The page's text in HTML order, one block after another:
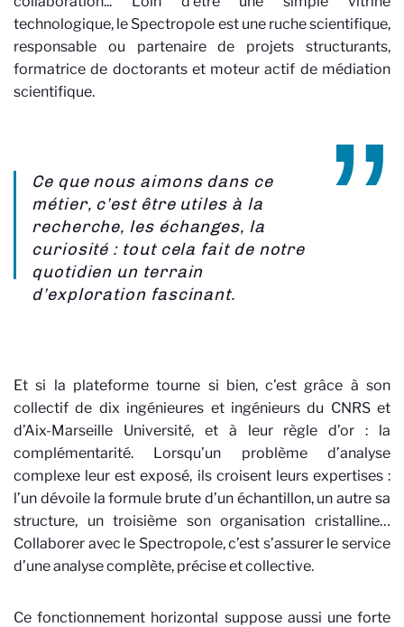
technologique, le Spectropole est une ruche scientifique,
responsable ou partenaire de projets structurants,
formatrice de doctorants et moteur actif de médiation
scientifique.
Ce que nous aimons dans ce
métier, c’est être utiles à la
recherche, les échanges, la
curiosité : tout cela fait de notre
quotidien un terrain
d’exploration fascinant.
Et si la plateforme tourne si bien, c’est grâce à son
collectif de dix ingénieures et ingénieurs du CNRS et
d’Aix-Marseille Université, et à leur règle d’or : la
complémentarité. Lorsqu’un problème d’analyse
complexe leur est exposé, ils croisent leurs expertises :
l’un dévoile la formule brute d’un échantillon, un autre sa
structure, un troisième son organisation cristalline…
Collaborer avec le Spectropole, c’est s’assurer le service
d’une analyse complète, précise et collective.
Ce fonctionnement horizontal suppose aussi une forte